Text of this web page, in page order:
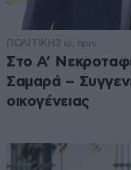
ΠΟΛΙΤΙΚΗ 3 ω. πριν
Στο Α’
Σαμαρά –
οικογένειας